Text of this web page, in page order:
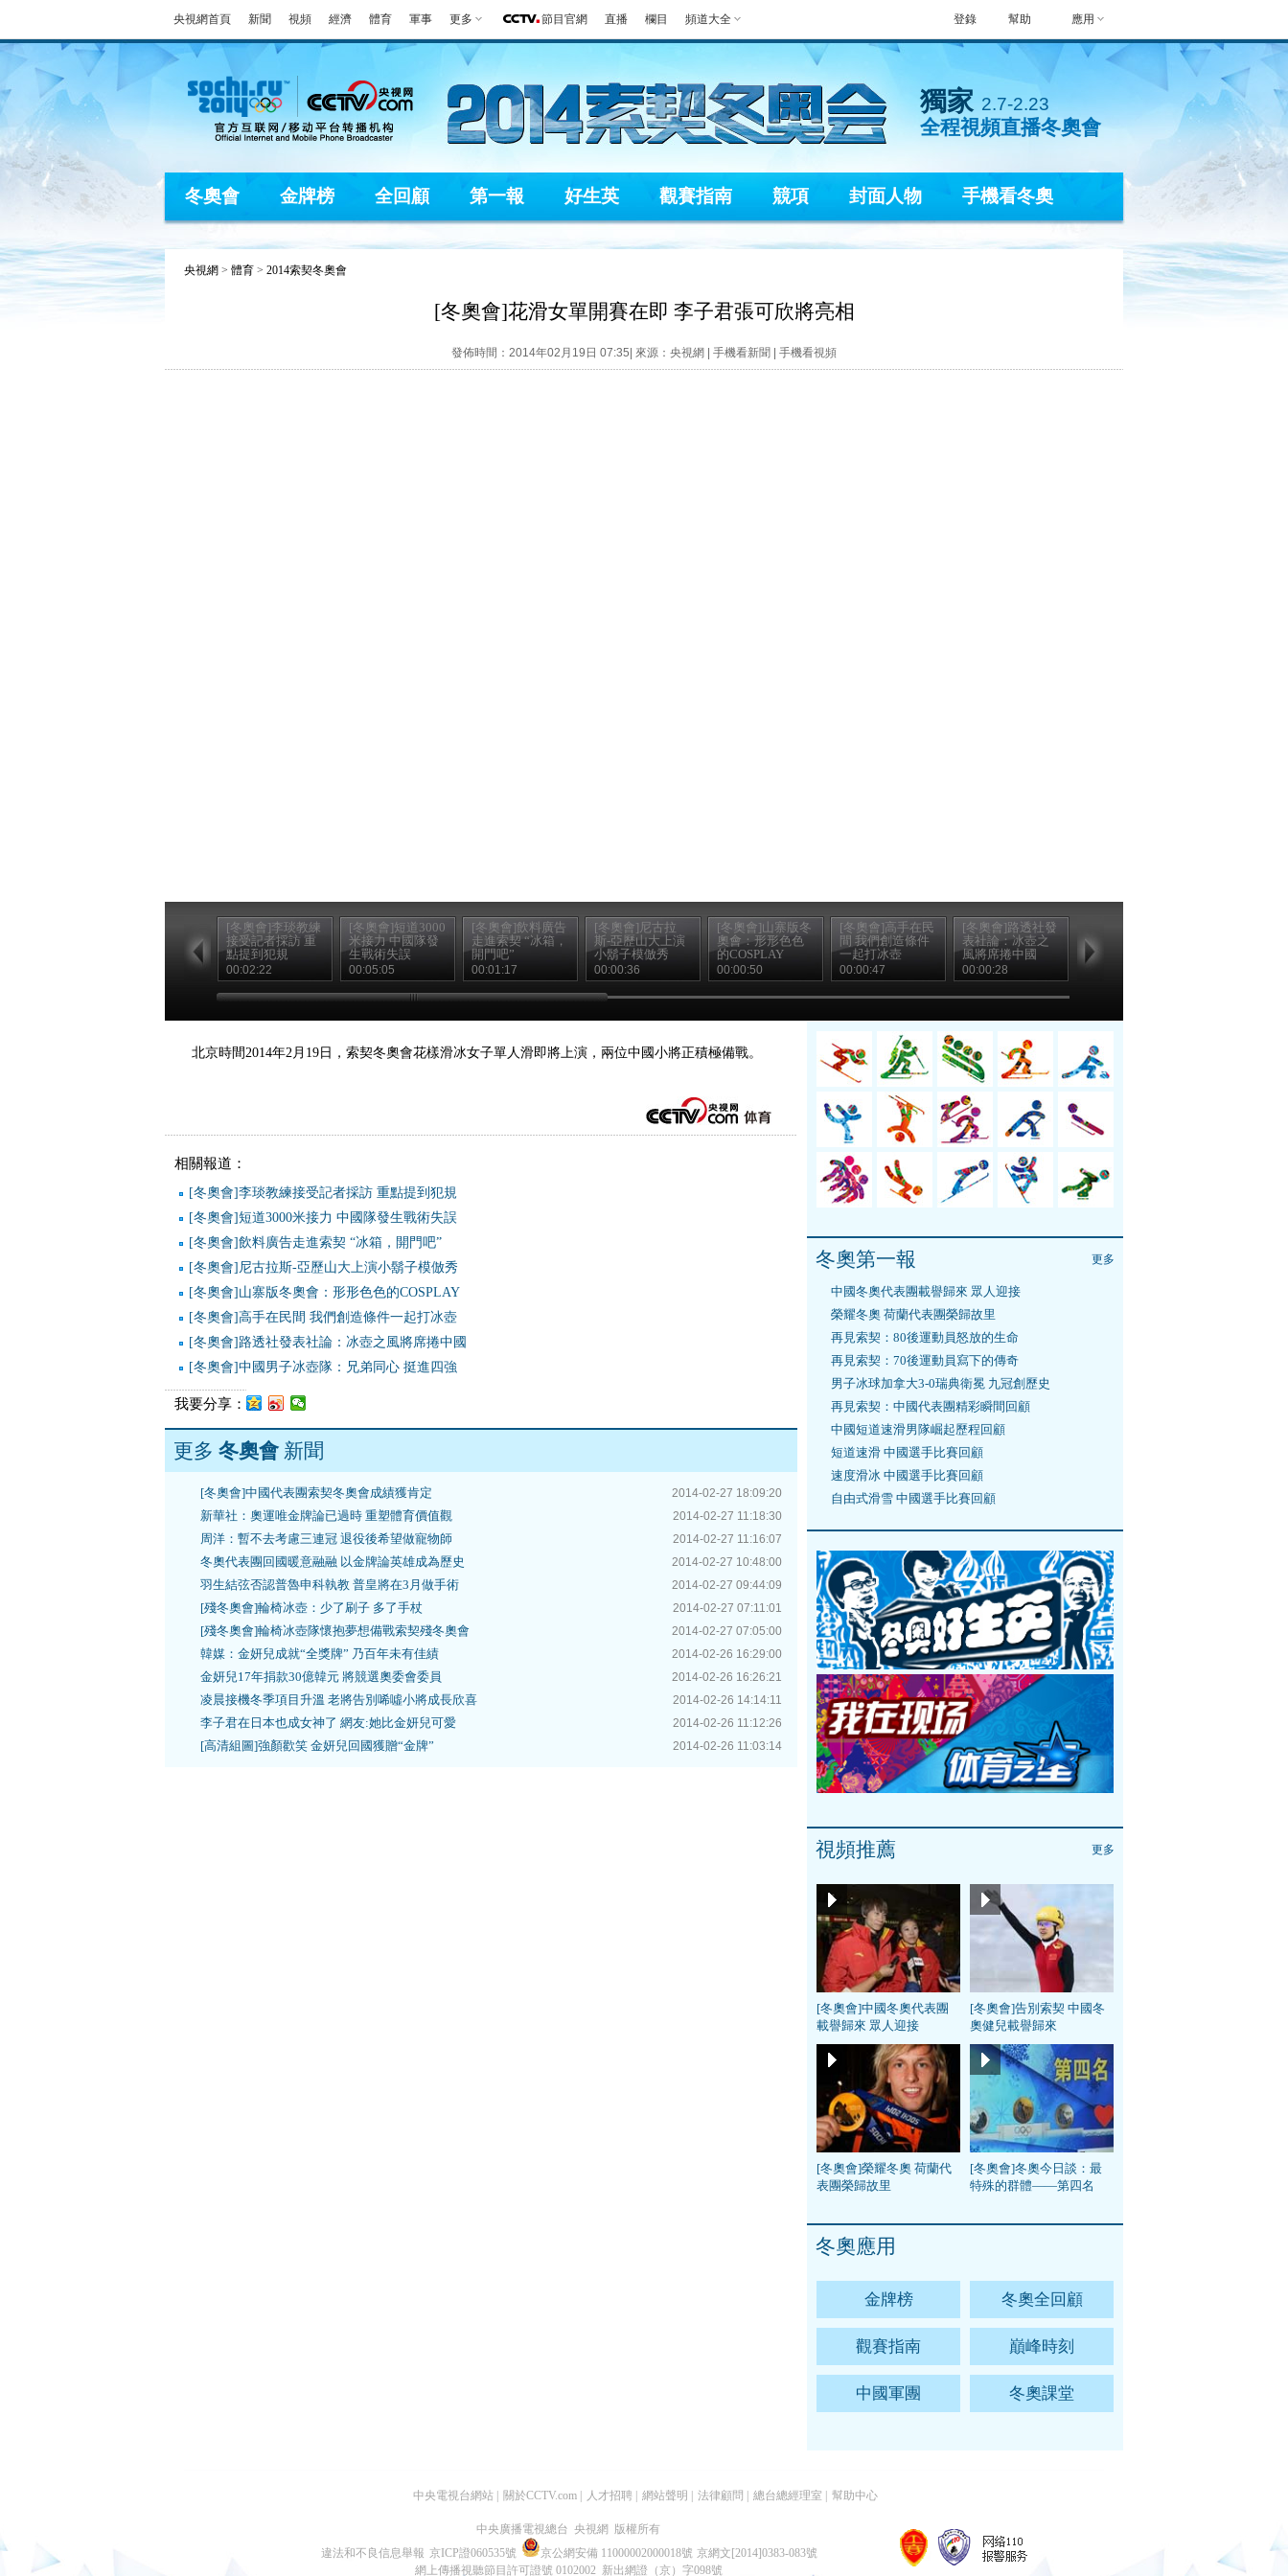
央視網首頁 新聞 視頻 經濟 體育 軍事 更多 節目官網 直播 欄目 頻道大全 幫助 應用
登錄
獨家 2.7-2.23
全程視頻直播冬奧會
冬奧會 金牌榜 全回顧 第一報 好生英 觀賽指南 競項 封面人物 手機看冬奧
央視網 > 體育 > 2014索契冬奧會
[冬奧會]花滑女單開賽在即 李子君張可欣將亮相
發佈時間：2014年02月19日 07:35| 來源：央視網 | 手機看新聞 手機看視頻
[冬奧會]李琰教練
接受記者採訪 重
點提到犯規
00:02:22
[冬奧會]短道3000
米接力 中國隊發
生戰術失誤
00:05:05
[冬奧會]飲料廣告
走進索契 “冰箱，
開門吧”
00:01:17
[冬奧會]尼古拉
斯-亞歷山大上演
小鬍子模倣秀
00:00:36
[冬奧會]山寨版冬
奧會：形形色色
的COSPLAY
00:00:50
[冬奧會]高手在民
間 我們創造條件
一起打冰壺
00:00:47
[冬奧會]路透社發
表社論：冰壺之
風將席捲中國
00:00:28
冰壺隊：兄弟同
心 挺進四強
00:00:15
北京時間2014年2月19日，索契冬奧會花樣滑冰女子單人滑即將上演，兩位中國小將正積極備戰。
相關報道：
[冬奧會]李琰教練接受記者採訪 重點提到犯規
[冬奧會]短道3000米接力 中國隊發生戰術失誤
[冬奧會]飲料廣告走進索契 “冰箱，開門吧”
[冬奧會]尼古拉斯-亞歷山大上演小鬍子模倣秀
[冬奧會]山寨版冬奧會：形形色色的COSPLAY
[冬奧會]高手在民間 我們創造條件一起打冰壺
[冬奧會]路透社發表社論：冰壺之風將席捲中國
[冬奧會]中國男子冰壺隊：兄弟同心 挺進四強
我要分享：
更多 冬奧會新聞
2014-02-27 18:09:20
[冬奧會]中國代表團索契冬奧會成績獲肯定
2014-02-27 11:18:30
新華社：奧運唯金牌論已過時 重塑體育價值觀
2014-02-27 11:16:07
周洋：暫不去考慮三連冠 退役後希望做寵物師
2014-02-27 10:48:00
冬奧代表團回國暖意融融 以金牌論英雄成為歷史
2014-02-27 09:44:09
羽生結弦否認普魯申科執教 普皇將在3月做手術
2014-02-27 07:11:01
[殘冬奧會]輪椅冰壺：少了刷子 多了手杖
2014-02-27 07:05:00
[殘冬奧會]輪椅冰壺隊懷抱夢想備戰索契殘冬奧會
2014-02-26 16:29:00
韓媒：金妍兒成就“全獎牌” 乃百年未有佳績
2014-02-26 16:26:21
金妍兒17年捐款30億韓元 將競選奧委會委員
2014-02-26 14:14:11
凌晨接機冬季項目升溫 老將告別唏噓小將成長欣喜
2014-02-26 11:12:26
李子君在日本也成女神了 網友:她比金妍兒可愛
2014-02-26 11:03:14
[高清組圖]強顏歡笑 金妍兒回國獲贈“金牌”
冬奧第一報 更多
中國冬奧代表團載譽歸來 眾人迎接
榮耀冬奧 荷蘭代表團榮歸故里
再見索契：80後運動員怒放的生命
再見索契：70後運動員寫下的傳奇
男子冰球加拿大3-0瑞典衛冕 九冠創歷史
再見索契：中國代表團精彩瞬間回顧
中國短道速滑男隊崛起歷程回顧
短道速滑 中國選手比賽回顧
速度滑冰 中國選手比賽回顧
自由式滑雪 中國選手比賽回顧
視頻推薦 更多
[冬奧會]中國冬奧代表團
載譽歸來 眾人迎接
[冬奧會]告別索契 中國冬
奧健兒載譽歸來
[冬奧會]榮耀冬奧 荷蘭代
表團榮歸故里
[冬奧會]冬奧今日談：最
特殊的群體——第四名
冬奧應用
金牌榜 冬奧全回顧
觀賽指南 巔峰時刻
中國軍團 冬奧課堂
中央電視台網站 關於CCTV.com 人才招聘 網站聲明 法律顧問 總台總經理室 幫助中心
中央廣播電視總台 央視網 版權所有
違法和不良信息舉報 京ICP證060535號 京公網安備 11000002000018號 京網文[2014]0383-083號
網上傳播視聽節目許可證號 0102002 新出網證（京）字098號